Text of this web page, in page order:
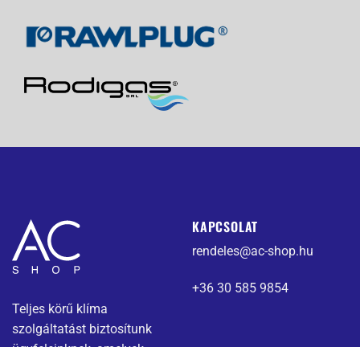
Teljes körű klíma
szolgáltatást biztosítunk
KAPCSOLAT
rendeles@ac-shop.hu
+36 30 585 9854